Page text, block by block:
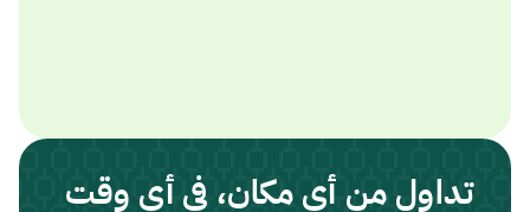
تداول من أي مكان، في أي وقت